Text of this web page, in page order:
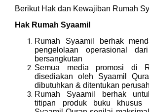
Berikut Hak dan Kewajiban Rumah
Hak Rumah Syaamil
Rumah Syaamil berhak
pengelolaan operasional
bersangkutan
Semua media promosi di
disediakan oleh Syaamil
dibutuhkan & ditentukan
Rumah Syaamil berhak
titipan produk buku khusus